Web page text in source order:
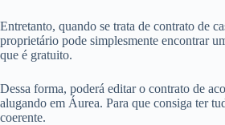
Entretanto, quando se trata de contrato de
proprietário pode simplesmente encontrar
que é gratuito.
Dessa forma, poderá editar o contrato de
alugando em Áurea. Para que consiga ter
coerente.